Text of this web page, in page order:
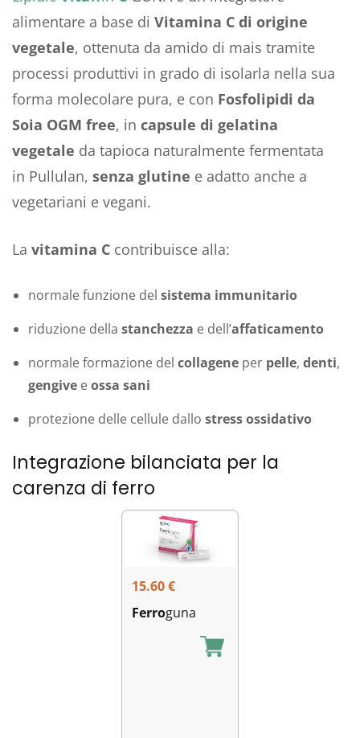
alimentare a base di Vitamina C di origine
vegetale, ottenuta da amido di mais tramite
processi produttivi in grado di isolarla nella sua
forma molecolare pura, e con Fosfolipidi da
Soia OGM free, in capsule di gelatina
vegetale da tapioca naturalmente fermentata
in Pullulan, senza glutine e adatto anche a
vegetariani e vegani.
La vitamina C contribuisce alla:
normale funzione del sistema immunitario
riduzione della stanchezza e dell’affaticamento
normale formazione del collagene per pelle, denti,
gengive eossa sani
protezione delle cellule dallo stress ossidativo
Integrazione bilanciata per la
carenza di ferro
15.60€
Ferroguna